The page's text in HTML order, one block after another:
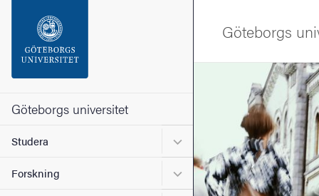
Sidfoten
Om webbplatsen
Göteborgs universitet
Studera Undermeny för Studera
Forskning Undermeny för Forskning
Göteborgs